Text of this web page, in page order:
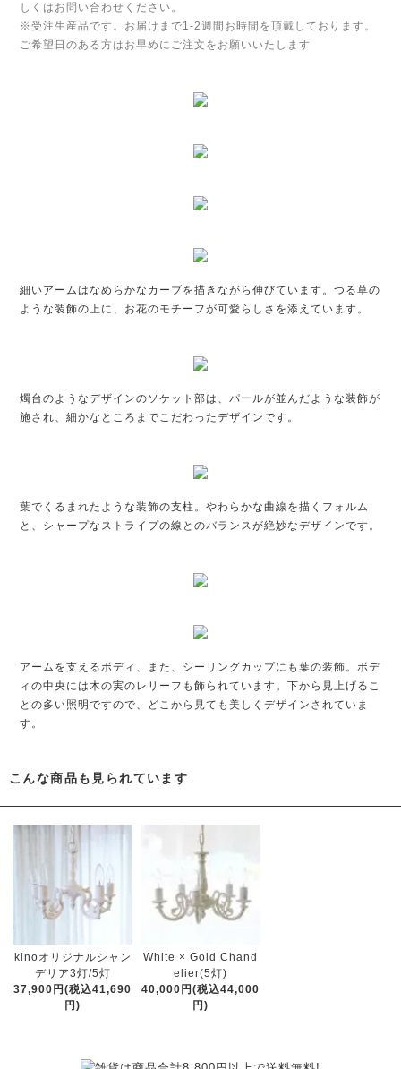
しくはお問い合わせください。
※受注生産品です。お届けまで1-2週間お時間を頂戴しております。
ご希望日のある方はお早めにご注文をお願いいたします
細いアームはなめらかなカーブを描きながら伸びています。つる草の
ような装飾の上に、お花のモチーフが可愛らしさを添えています。
燭台のようなデザインのソケット部は、パールが並んだような装飾が
施され、細かなところまでこだわったデザインです。
葉でくるまれたような装飾の支柱。やわらかな曲線を描くフォルム
と、シャープなストライプの線とのバランスが絶妙なデザインです。
アームを支えるボディ、また、シーリングカップにも葉の装飾。ボデ
ィの中央には木の実のレリーフも飾られています。下から見上げるこ
との多い照明ですので、どこから見ても美しくデザインされていま
す。
こんな商品も見られています
kinoオリジナルシャン
デリア3灯/5灯
37,900円(税込41,690
円)
White × Gold Chand
elier(5灯)
40,000円(税込44,000
円)